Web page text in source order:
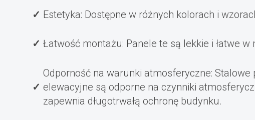
Estetyka: Dostępne w różnych kolorach i
Łatwość montażu: Panele te są lekkie i łatwe w
Odporność na warunki atmosferyczne: Stalowe
elewacyjne są odporne na czynniki
zapewnia długotrwałą ochronę budynku.